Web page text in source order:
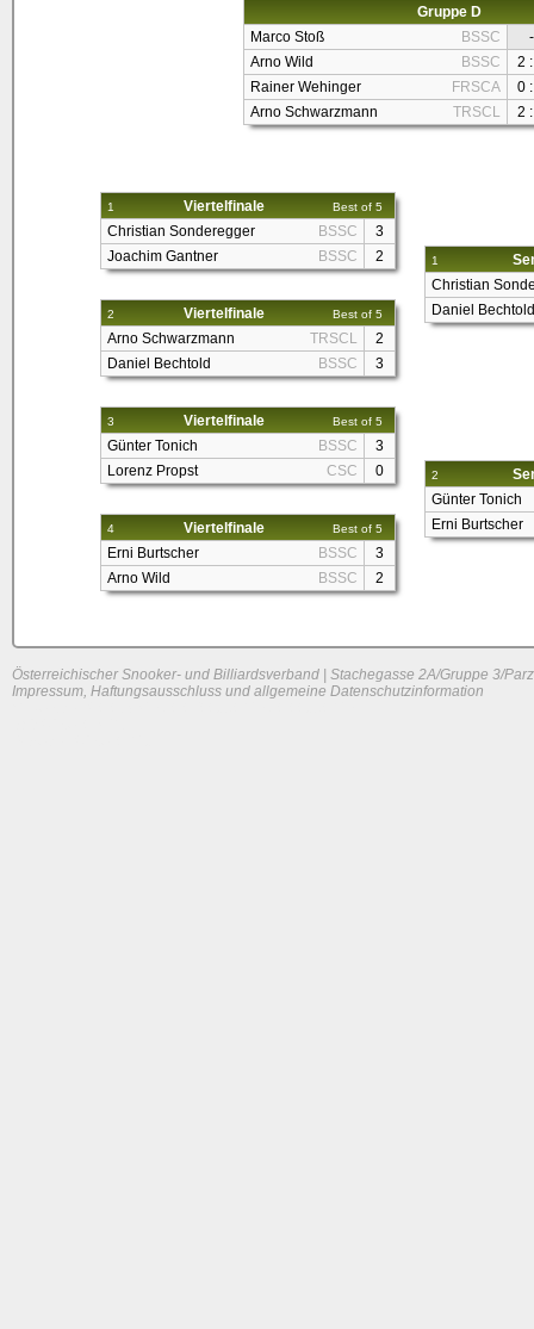
Gruppe D
Marco Stoß
BSSC
-
Arno Wild
BSSC
2
Rainer Wehinger
FRSCA
0
Arno Schwarzmann
TRSCL 2
1 Viertelfinale Best of 5
Christian Sonderegger BSSC
3
Joachim Gantner
BSSC 2
2 Viertelfinale Best of 5
Arno Schwarzmann TRSCL
2
Daniel Bechtold
BSSC 3
3 Viertelfinale Best of 5
Günter Tonich BSSC
3
Lorenz Propst
CSC 0
4 Viertelfinale Best of 5
Erni Burtscher BSSC
3
Arno Wild
BSSC 2
1
Christian
Daniel Bechtold
2
Günter Tonich
Erni Burtscher
Österreichischer Snooker- und Billiardsverband | Stachegasse 2A/Gruppe 3/
Impressum, Haftungsausschluss und allgemeine Datenschutzinformation